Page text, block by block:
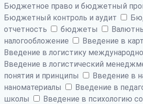
Бюджетное право и бюджетный
Бюджетный контроль и аудит
отчетность
бюджеты
налогообложение
Введение в
Введение в логистику
Введение в логистический
понятия и принципы
Введение в
наноматериалы
Введение в
школы
Введение в психологию